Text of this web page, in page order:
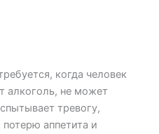
когда человек
алкоголь, не может
тревогу,
аппетита и